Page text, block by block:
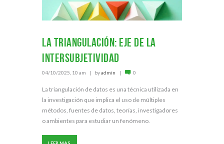
La triangulación: eje de la
intersubjetividad
04/10/2025, 10 am byadmin 0
La triangulación de datos es una técnica utilizada en
la investigación que implica el uso de múltiples
métodos, fuentes de datos, teorías, investigadores
o ambientes para estudiar un fenómeno.